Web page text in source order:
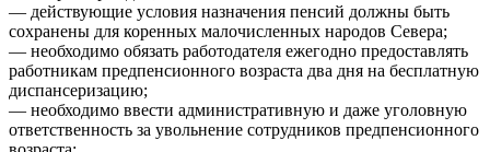
— действующие условия назначения пенсий должны быть
сохранены для коренных малочисленных народов Севера;
— необходимо обязать работодателя ежегодно предоставлять
работникам предпенсионного возраста два дня на бесплатную
диспансеризацию;
— необходимо ввести административную и даже уголовную
ответственность за увольнение сотрудников предпенсионного